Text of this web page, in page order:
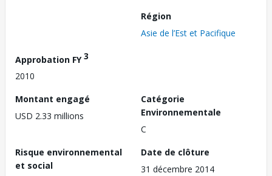
Région
Asie de l’Est et Pacifique
Approbation FY3
2010
Montant engagé
USD 2.33 millions
Catégorie
Environnementale
C
Risque environnemental
et social
Date de clôture
31 décembre 2014